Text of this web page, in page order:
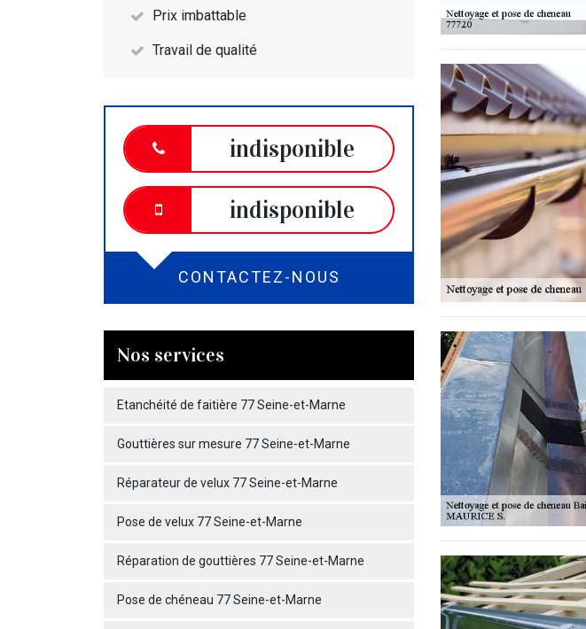
Prix imbattable
Travail de qualité
indisponible
indisponible
CONTACTEZ-NOUS
Nos services
Etanchéité de faitière 77 Seine-et-Marne
Gouttières sur mesure 77 Seine-et-Marne
Réparateur de velux 77 Seine-et-Marne
Pose de velux 77 Seine-et-Marne
Réparation de gouttières 77 Seine-et-Marne
Pose de chéneau 77 Seine-et-Marne